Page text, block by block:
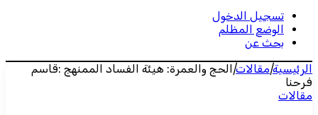
تسجيل الدخول
الوضع المظلم
بحث عن
الرئيسية|مقالات|الحج والعمرة: هيئة الفساد الممنهج :قاسم
فرحنا
مقالات